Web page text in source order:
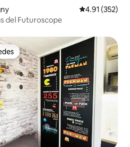
Calificación
4.91 (352)
del Futuroscope
preferido